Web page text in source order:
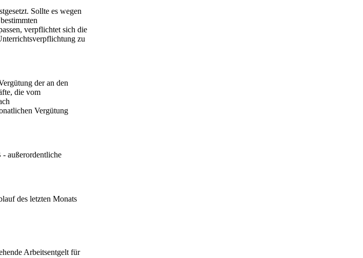
Sollte es wegen
verpflichtet sich die
zu
der an den
die vom
Vergütung
außerordentliche
des letzten Monats
Arbeitsentgelt für